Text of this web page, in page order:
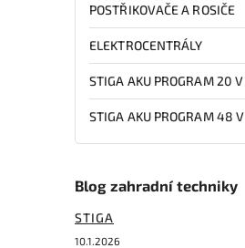
POSTŘIKOVAČE A ROSIČE
ELEKTROCENTRÁLY
STIGA AKU PROGRAM 20 V
STIGA AKU PROGRAM 48 V
Blog zahradní techniky
STIGA
10.1.2026